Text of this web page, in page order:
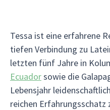
Tessa ist eine erfahrene
tiefen Verbindung zu
letzten fünf Jahre in
Ecuadorsowie die
Lebensjahr
reichen